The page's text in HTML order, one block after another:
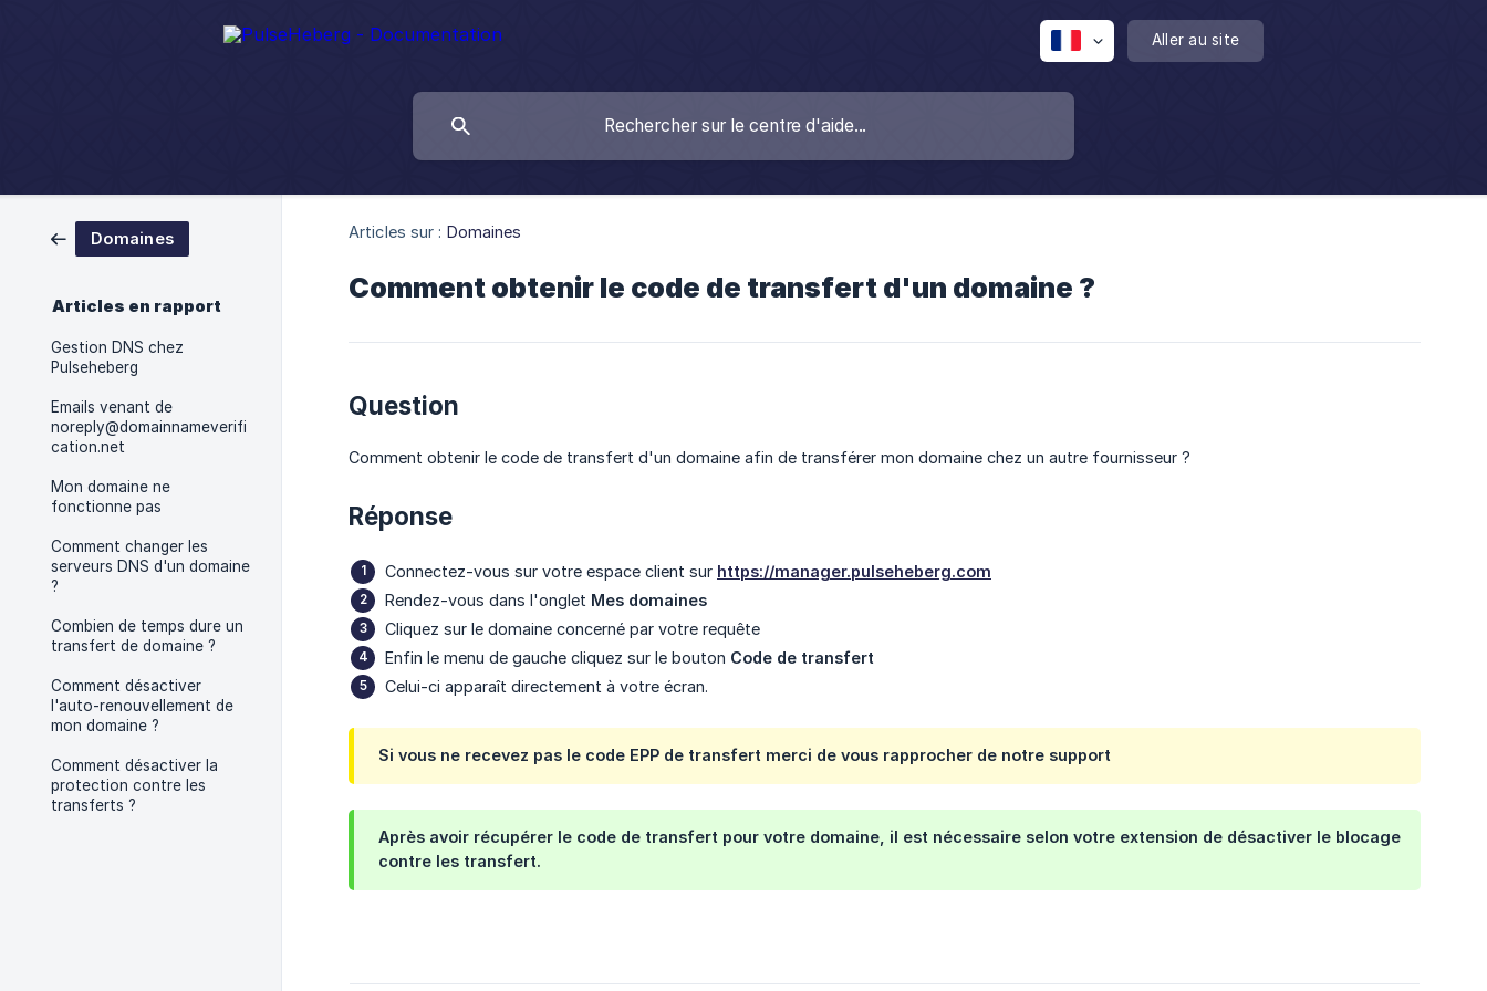
Aller au site
Domaines
Articles en rapport
Gestion DNS chez
Pulseheberg
Emails venant de
noreply@domainnameverifi
cation.net
Mon domaine ne
fonctionne pas
Comment changer les
serveurs DNS d'un domaine
?
Combien de temps dure un
transfert de domaine ?
Comment désactiver
l'auto-renouvellement de
mon domaine ?
Comment désactiver la
protection contre les
transferts ?
Articles sur : Domaines
Comment obtenir le code de transfert d'un domaine ?
Question
Comment obtenir le code de transfert d'un domaine afin de transférer mon domaine chez un autre fournisseur ?
Réponse
Connectez-vous sur votre espace client sur https://manager.pulseheberg.com
Rendez-vous dans l'onglet Mes domaines
Cliquez sur le domaine concerné par votre requête
Enfin le menu de gauche cliquez sur le bouton Code de transfert
Celui-ci apparaît directement à votre écran.
Si vous ne recevez pas le code EPP de transfert merci de vous rapprocher de notre support
Après avoir récupérer le code de transfert pour votre domaine, il est nécessaire selon votre extension de désactiver le blocage
contre les transfert.